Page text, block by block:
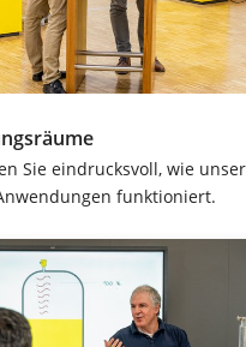
Sie eindrucksvoll, wie
funktioniert.